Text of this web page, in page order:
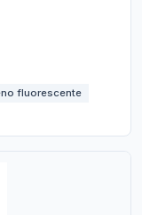
fluorescente